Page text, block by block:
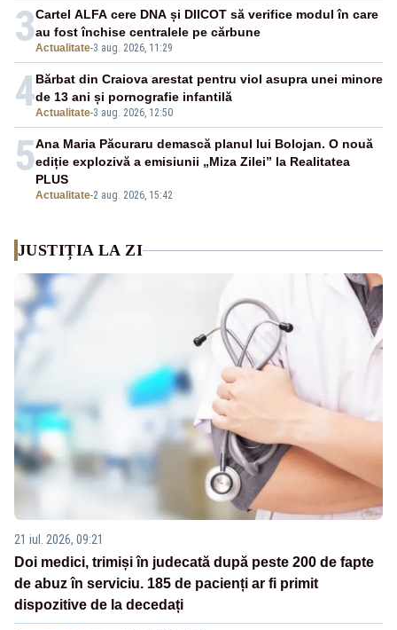
3Actualitate-3 aug. 2026, 11:29
Cartel ALFA cere DNA și DIICOT să verifice modul în care
au fost închise centralele pe cărbune
4Actualitate-3 aug. 2026, 12:50
Bărbat din Craiova arestat pentru viol asupra unei minore
de 13 ani și pornografie infantilă
5
Actualitate-2 aug. 2026, 15:42
Ana Maria Păcuraru demască planul lui Bolojan. O nouă
ediție explozivă a emisiunii „Miza Zilei” la Realitatea
PLUS
JUSTIȚIA LA ZI
21 iul. 2026, 09:21
Doi medici, trimiși în judecată după peste 200 de fapte
de abuz în serviciu. 185 de pacienți ar fi primit
dispozitive de la decedați